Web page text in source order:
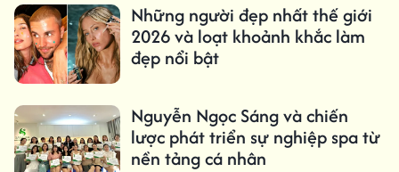
Những người đẹp nhất thế giới
2026 và loạt khoảnh khắc làm
đẹp nổi bật
Nguyễn Ngọc Sáng và chiến
lược phát triển sự nghiệp spa từ
nền tảng cá nhân